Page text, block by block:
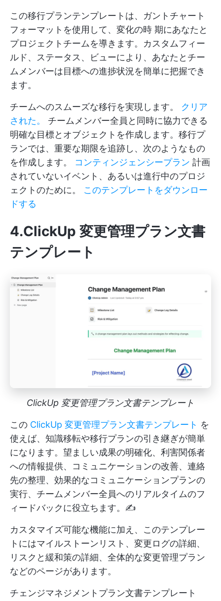
この移行プランテンプレートは、ガントチャート
フォーマットを使用して、変化の時 期にあなたと
プロジェクトチームを導きます。カスタムフィー
ルド、ステータス、ビューにより、あなたとチー
ムメンバーは目標への進捗状況を簡単に把握でき
ます。
チームへのスムーズな移行を実現します。 クリア
された。
チームメンバー全員と同時に協力できる
明確な目標とオブジェクトを作成します。移行プ
ランでは、重要な期限を追跡し、次のようなもの
を作成します。 コンティンジェンシープラン 計画
されていないイベント、あるいは進行中のプロジ
ェクトのために。 このテンプレートをダウンロー
ドする
4.ClickUp 変更管理プラン文書
テンプレート
ClickUp 変更管理プラン文書テンプレート
この ClickUp 変更管理プラン文書テンプレート を
使えば、知識移転や移行プランの引き継ぎが簡単
になります。望ましい成果の明確化、利害関係者
への情報提供、コミュニケーションの改善、連絡
先の整理、効果的なコミュニケーションプランの
実行、チームメンバー全員へのリアルタイムのフ
ィードバックに役立ちます。✍️
カスタマイズ可能な機能に加え、このテンプレー
トにはマイルストーンリスト、変更ログの詳細、
リスクと緩和策の詳細、全体的な変更管理プラン
などのページがあります。
チェンジマネジメントプラン文書テンプレート